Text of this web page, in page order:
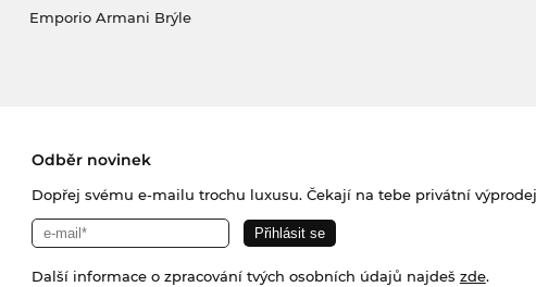
Emporio Armani Brýle
Odběr novinek
Dopřej svému e-mailu trochu luxusu. Čekají na tebe privátní
Další informace o zpracování tvých osobních údajů najdeš zde.